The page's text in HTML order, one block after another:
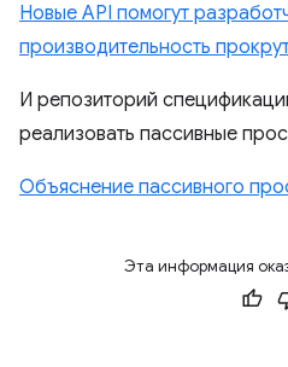
Новые API помогут
производительность
И репозиторий
реализовать пассивные
Объяснение пассивного
Эта информация